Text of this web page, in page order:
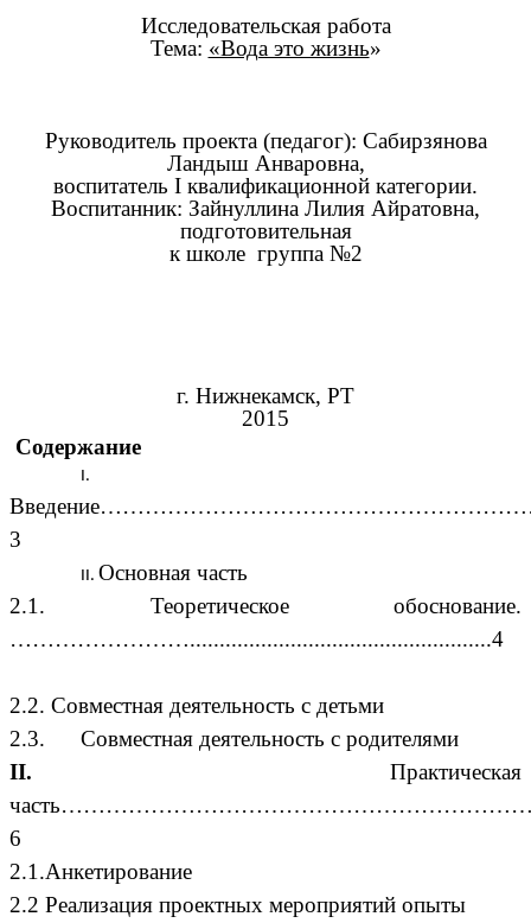
Исследовательская работа
Тема: «Вода это жизнь»
Руководитель проекта (педагог): Сабирзянова
Ландыш Анваровна,
воспитатель I квалификационной категории.
Воспитанник: Зайнуллина Лилия Айратовна,
подготовительная
к школе группа №2
г. Нижнекамск, РТ
2015
Содержание
3
Основная часть
2.1. Теоретическое обоснование.
……………………...................................................4
2.2. Cовместная деятельность с детьми
2.3. Совместная деятельность с родителями
II. Практическая
6
2.1.Анкетирование
2.2 Реализация проектных мероприятий опыты